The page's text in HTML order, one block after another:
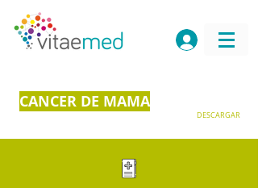
CANCER DE MAMA
DESCARGAR